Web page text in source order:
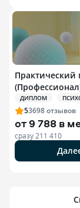
Практический
ДИПЛОМ
53698отзывов
от9 788 в
сразу 211 410